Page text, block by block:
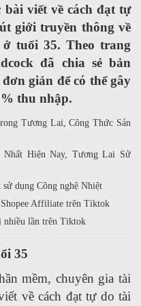
bài viết về cách đạt tự
giới truyền thông về
tuổi 35. Theo trang
đã chia sẻ bản
giản để có thể gây
thu nhập.
Tương Lai, Công Thức Sản
Hiện Nay, Tương Lai Sử
sử dụng Công nghệ Nhiệt
Affiliate trên Tiktok
nhiều lần trên Tiktok
35
mềm, chuyên gia tài
về cách đạt tự do tài